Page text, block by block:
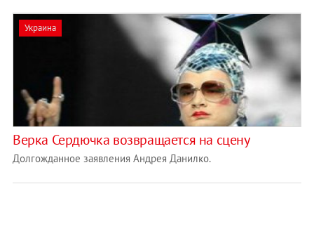
Украина
Верка Сердючка возвращается на сцену
Долгожданное заявления Андрея Данилко.